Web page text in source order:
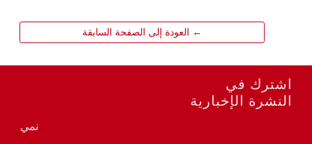
← العودة إلى الصفحة السابقة
اشترك في
النشرة الإخبارية
نمي